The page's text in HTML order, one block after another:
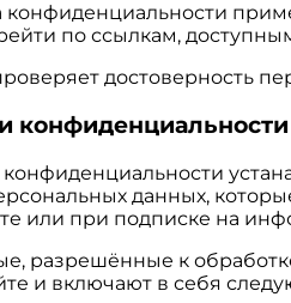
по ссылкам,
достоверность
конфиденциальности
конфиденциальности
данных,
или при подписке на
разрешённые к
и включают в себя